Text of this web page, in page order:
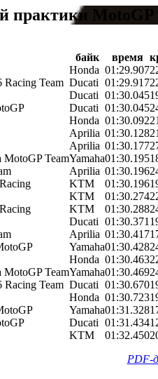
практики
байк время
Honda 01:29.907
Racing Team Ducati 01:29.917
Ducati 01:30.045
Ducati 01:30.045
Honda 01:30.092
Aprilia 01:30.128
Aprilia 01:30.177
MotoGP TeamYamaha01:30.195
Aprilia 01:30.196
KTM 01:30.196
KTM 01:30.274
KTM 01:30.288
Ducati 01:30.371
Aprilia 01:30.417
Yamaha01:30.428
Honda 01:30.463
MotoGP TeamYamaha01:30.469
Racing Team Ducati 01:30.670
Honda 01:30.723
Yamaha01:31.328
Ducati 01:31.434
KTM 01:32.450
PDF-